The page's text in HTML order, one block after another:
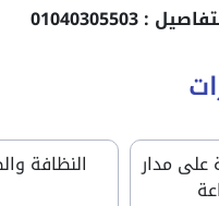
01040305503
على مدار النظافة